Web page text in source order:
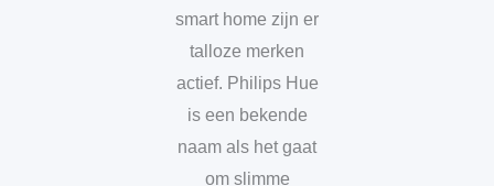
smart home zijn er
talloze merken
actief. Philips Hue
is een bekende
naam als het gaat
om slimme